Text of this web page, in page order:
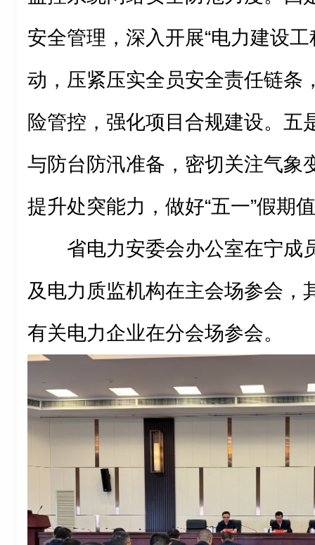
安全管理，深入开展“电力建设
动，压紧压实全员安全责任链条
险管控，强化项目合规建设。五
与防台防汛准备，密切关注气象
提升处突能力，做好“五一”假期
省电力安委会办公室在宁成
及电力质监机构在主会场参会，
有关电力企业在分会场参会。